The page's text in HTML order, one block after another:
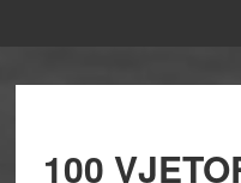
100